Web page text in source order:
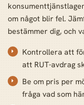
om något blir fel.
bestämmer dig, och
Kontrollera att
att RUT-avdrag
Be om pris per
fråga vad som